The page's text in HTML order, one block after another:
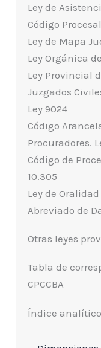
Ley de
Código
Ley de Mapa
Ley Orgánica
Ley Provincial
Juzgados
Ley 9024
Código
Procuradores.
Código de
10.305
Ley de
Abreviado de
Otras leyes
Tabla de
CPCCBA
Índice analítico